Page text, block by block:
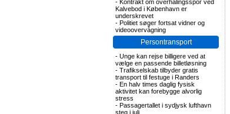
- Kontrakt om overhalingsspor ved
Kalvebod i København er
underskrevet
- Politiet søger fortsat vidner og
videoovervågning
Persontransport
- Unge kan rejse billigere ved at
vælge en passende billetløsning
- Trafikselskab tilbyder gratis
transport til festuge i Randers
- En halv times daglig fysisk
aktivitet kan forebygge alvorlig
stress
- Passagertallet i sydjysk lufthavn
steg i juli